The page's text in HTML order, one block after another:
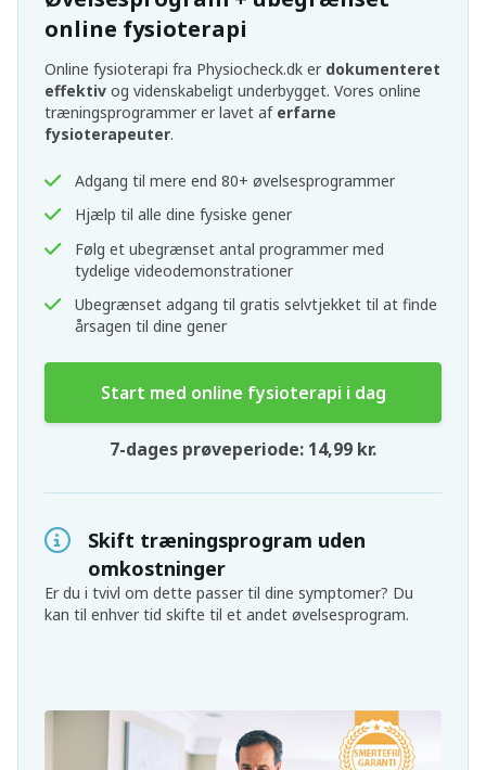
online fysioterapi
Online fysioterapi fra Physiocheck.dk er dokumenteret
effektiv og videnskabeligt underbygget. Vores online
træningsprogrammer er lavet af erfarne
fysioterapeuter.
Adgang til mere end 80+ øvelsesprogrammer
Hjælp til alle dine fysiske gener
Følg et ubegrænset antal programmer med
tydelige videodemonstrationer
Ubegrænset adgang til gratis selvtjekket til at finde
årsagen til dine gener
Start med online fysioterapi i dag
7-dages prøveperiode: 14,99 kr.
Skift træningsprogram uden
omkostninger
Er du i tvivl om dette passer til dine symptomer? Du
kan til enhver tid skifte til et andet øvelsesprogram.